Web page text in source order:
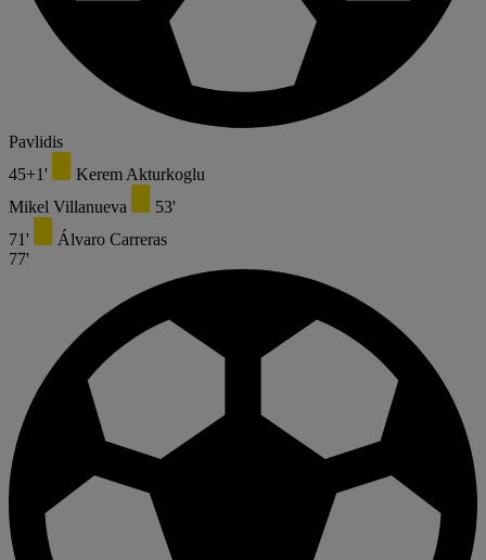
Pavlidis
45+1'
Kerem Akturkoglu
Mikel Villanueva
53'
71'
Álvaro Carreras
77'